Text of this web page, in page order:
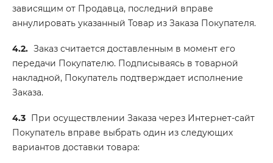
зависящим от Продавца, последний вправе
аннулировать указанный Товар из Заказа Покупателя.
4.2. Заказ считается доставленным в момент его
передачи Покупателю. Подписываясь в товарной
накладной, Покупатель подтверждает исполнение
Заказа.
4.3 При осуществлении Заказа через Интернет-сайт
Покупатель вправе выбрать один из следующих
вариантов доставки товара: